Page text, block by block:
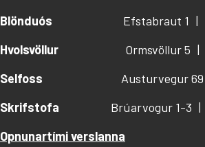
Blönduós
Efstabraut 1
Hvolsvöllur
Ormsvöllur 5
Selfoss
Austurvegur 69
Skrifstofa
Brúarvogur 1-3
Opnunartími verslanna